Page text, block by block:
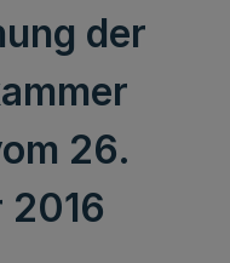
der
26.
2016